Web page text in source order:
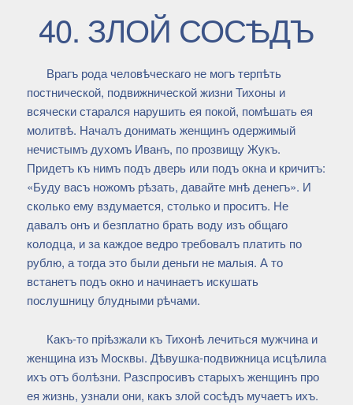
40. ЗЛОЙ СОСѢДЪ
Врагъ рода человѣческаго не могъ терпѣть
постнической, подвижнической жизни Тихоны и
всячески старался нарушить ея покой, помѣшать ея
молитвѣ. Началъ донимать женщинъ одержимый
нечистымъ духомъ Иванъ, по прозвищу Жукъ.
Придетъ къ нимъ подъ дверь или подъ окна и кричитъ:
«Буду васъ ножомъ рѣзать, давайте мнѣ денегъ». И
сколько ему вздумается, столько и проситъ. Не
давалъ онъ и безплатно брать воду изъ общаго
колодца, и за каждое ведро требовалъ платить по
рублю, а тогда это были деньги не малыя. А то
встанетъ подъ окно и начинаетъ искушать
послушницу блудными рѣчами.
Какъ-то пріѣзжали къ Тихонѣ лечиться мужчина и
женщина изъ Москвы. Дѣвушка-подвижница исцѣлила
ихъ отъ болѣзни. Разспросивъ старыхъ женщинъ про
ея жизнь, узнали они, какъ злой сосѣдъ мучаетъ ихъ.